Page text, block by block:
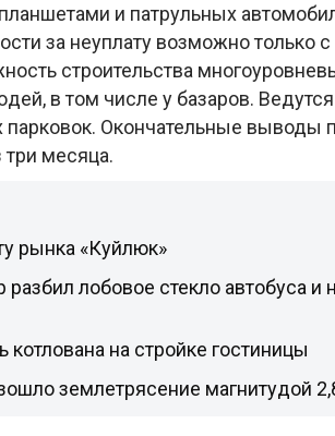
и патрульных
за неуплату возможно только с
строительства
в том числе у базаров.
Окончательные выводы
три месяца.
рынка «Куйлюк»
лобовое стекло автобуса и
на стройке гостиницы
землетрясение магнитудой